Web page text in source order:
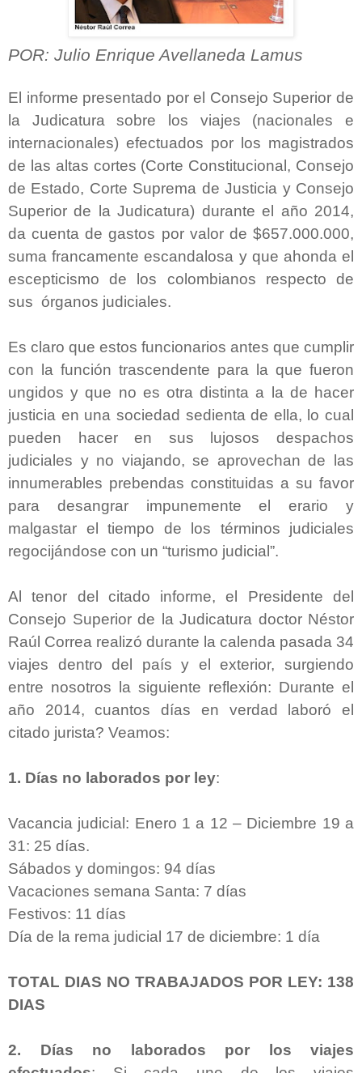
POR: Julio Enrique Avellaneda Lamus
El informe presentado por el Consejo Superior de
la Judicatura sobre los viajes (nacionales e
internacionales) efectuados por los magistrados
de las altas cortes (Corte Constitucional, Consejo
de Estado, Corte Suprema de Justicia y Consejo
Superior de la Judicatura) durante el año 2014,
da cuenta de gastos por valor de $657.000.000,
suma francamente escandalosa y que ahonda el
escepticismo de los colombianos respecto de
sus órganos judiciales.
Es claro que estos funcionarios antes que cumplir
con la función trascendente para la que fueron
ungidos y que no es otra distinta a la de hacer
justicia en una sociedad sedienta de ella, lo cual
pueden hacer en sus lujosos despachos
judiciales y no viajando, se aprovechan de las
innumerables prebendas constituidas a su favor
para desangrar impunemente el erario y
malgastar el tiempo de los términos judiciales
regocijándose con un “turismo judicial”.
Al tenor del citado informe, el Presidente del
Consejo Superior de la Judicatura doctor Néstor
Raúl Correa realizó durante la calenda pasada 34
viajes dentro del país y el exterior, surgiendo
entre nosotros la siguiente reflexión: Durante el
año 2014, cuantos días en verdad laboró el
citado jurista? Veamos:
1. Días no laborados por ley:
Vacancia judicial: Enero 1 a 12 – Diciembre 19 a
31: 25 días.
Sábados y domingos: 94 días
Vacaciones semana Santa: 7 días
Festivos: 11 días
Día de la rema judicial 17 de diciembre: 1 día
TOTAL DIAS NO TRABAJADOS POR LEY: 138
DIAS
2. Días no laborados por los viajes